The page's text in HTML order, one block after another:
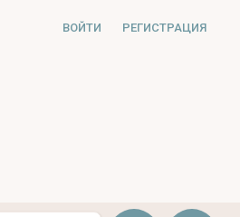
ВОЙТИ РЕГИСТРАЦИЯ